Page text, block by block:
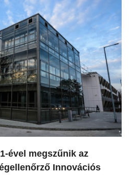
ével megszűnik az
Innovációs